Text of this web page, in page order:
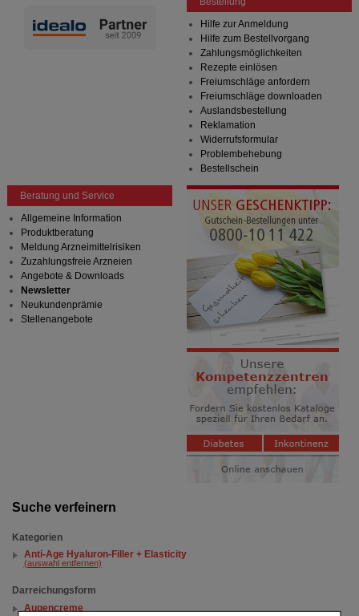
Suche verfeinern
Kategorien
Anti-Age Hyaluron-Filler + Elasticity
(auswahl entfernen)
Darreichungsform
Augencreme
Hilfe zur Anmeldung
Hilfe zum Bestellvorgang
Zahlungsmöglichkeiten
Rezepte einlösen
Freiumschläge anfordern
Freiumschläge downloaden
Auslandsbestellung
Reklamation
Widerrufsformular
Problembehebung
Bestellschein
Beratung und Service
Allgemeine Information
Produktberatung
Meldung Arzneimittelrisiken
Zuzahlungsfreie Arzneien
Angebote & Downloads
Newsletter
Neukundenprämie
Stellenangebote